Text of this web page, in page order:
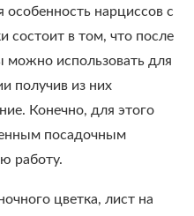
особенность нарциссов с
состоит в том, что после
можно использовать для
получив из них
Конечно, для этого
посадочным
работу.
цветка, лист на